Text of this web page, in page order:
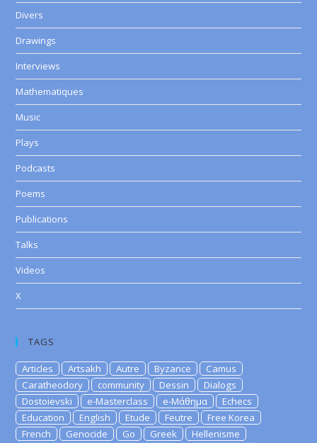
Divers
Drawings
Interviews
Mathematiques
Music
Plays
Podcasts
Poems
Publications
Talks
Videos
X
TAGS
Articles Artsakh Autre Byzance
Camus
Caratheodory
community Dessin
Dialogs
Dostoievski
e-Masterclass e-Μάθημα
Echecs
Education
English Etude Feutre
Free Korea
French
Genocide Go Greek
Hellenisme